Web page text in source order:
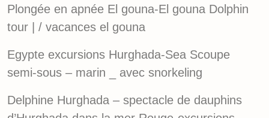
Plongée en apnée El gouna-El gouna Dolphin
tour | / vacances el gouna
Egypte excursions Hurghada-Sea Scoupe
semi-sous – marin _ avec snorkeling
Delphine Hurghada – spectacle de dauphins